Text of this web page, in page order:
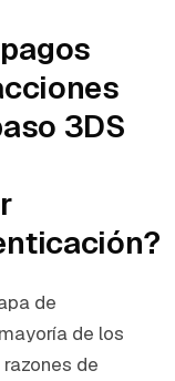
3DS
de
de los
de